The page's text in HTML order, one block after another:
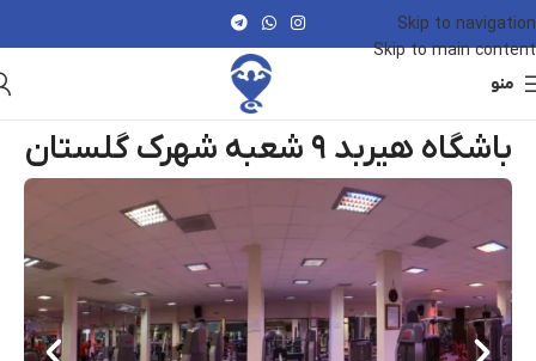
Skip to navigation
Skip to main content
منو
باشگاه هیربد ۹ شعبه شهرک گلستان